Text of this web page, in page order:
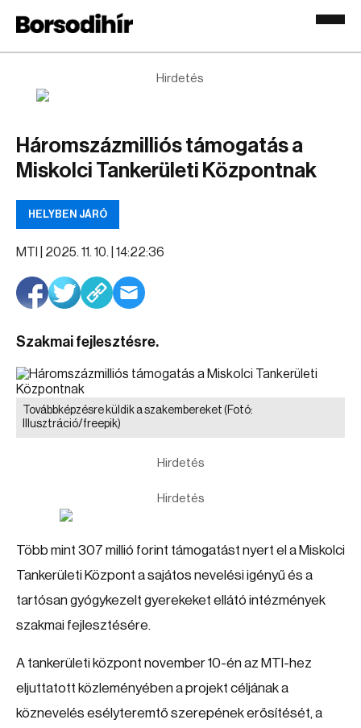
Hirdetés
Háromszázmilliós támogatás a
Miskolci Tankerületi Központnak
HELYBEN JÁRÓ
MTI | 2025. 11. 10. | 14:22:36
Szakmai fejlesztésre.
Továbbképzésre küldik a szakembereket (Fotó:
Illusztráció/freepik)
Hirdetés
Hirdetés
Több mint 307 millió forint támogatást nyert el a Miskolci
Tankerületi Központ a sajátos nevelési igényű és a
tartósan gyógykezelt gyerekeket ellátó intézmények
szakmai fejlesztésére.
A tankerületi központ november 10-én az MTI-hez
eljuttatott közleményében a projekt céljának a
köznevelés esélyteremtő szerepének erősítését, a